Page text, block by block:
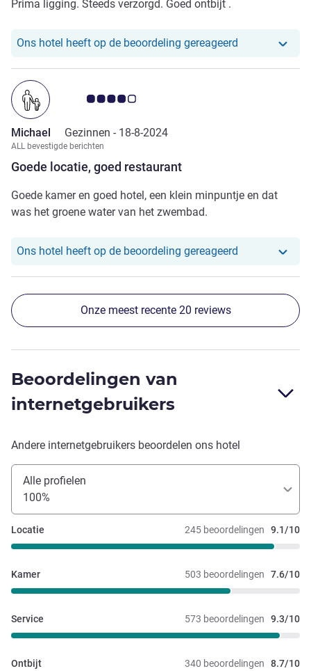
Prima ligging. Steeds verzorgd. Goed ontbijt .
Ons hotel heeft op de beoordeling gereageerd Ons hotel
Goede locatie, goed restaurant
Avis-klantbeoordeling 4.0/5
Michael Gezinnen - 18-8-2024
ALL bevestigde berichten
Goede kamer en goed hotel, een klein minpuntje en dat
was het groene water van het zwembad.
Ons hotel heeft op de beoordeling gereageerd Ons hotel
Onze meest recente 20 reviews
Beoordelingen van
internetgebruikers
Andere internetgebruikers beoordelen ons hotel
Alle profielen
100%
245 beoordelingen 9.1/10
Locatie
503 beoordelingen 7.6/10
Kamer
573 beoordelingen 9.3/10
Service
340 beoordelingen 8.7/10
Ontbijt